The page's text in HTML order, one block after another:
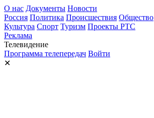
О нас Документы Новости
Россия Политика Происшествия Общество
Культура Спорт Туризм Проекты РТС
Реклама
Телевидение
Программа телепередач Войти
✕